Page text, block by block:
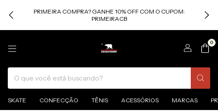
PRIMEIRA COMPRA? GANHE 10% OFF COM O CUPOM:
PRIMEIRACB
0
SKATE CONFECÇÃO TÊNIS ACESSÓRIOS MARCAS